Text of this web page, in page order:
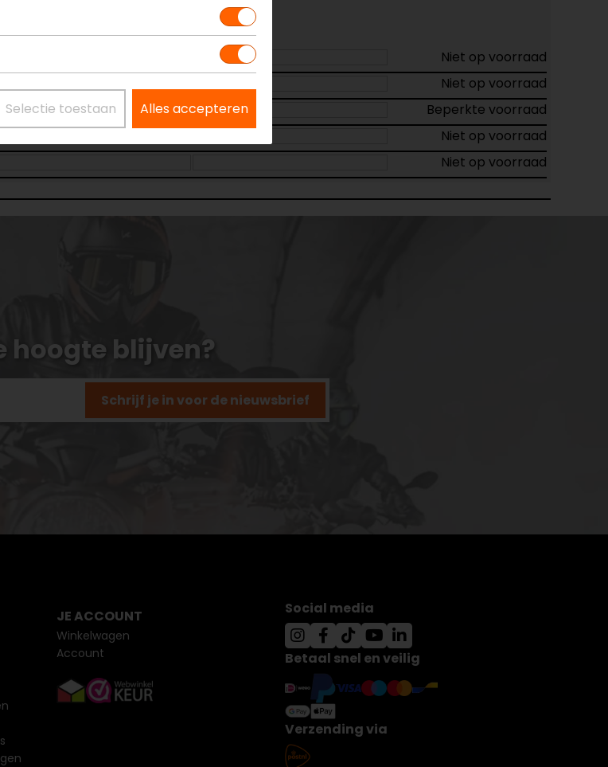
Niet op voorraad
Niet op voorraad
Beperkte voorraad
Niet op voorraad
Niet op voorraad
hoogte blijven?
Schrijf je in voor de nieuwsbrief
Selectie toestaan Alles accepteren
JE ACCOUNT
Winkelwagen
Account
Social media
Betaal snel en veilig
Verzending via